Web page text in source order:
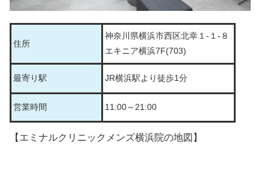
住所
神奈川県横浜市西区北幸１-１-８
エキニア横浜7F(703)
最寄り駅 JR横浜駅より徒歩1分
営業時間 11:00～21:00
【エミナルクリニックメンズ横浜院の地図】